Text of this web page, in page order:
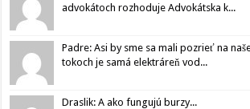
advokátoch rozhoduje Advokátska k...
Padre: Asi by sme sa mali pozrieť na
tokoch je samá elektráreň vod...
Draslik: A ako fungujú burzy...